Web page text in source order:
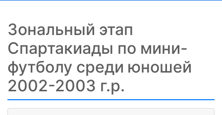
Зональный этап
Спартакиады по мини-
футболу среди юношей
2002-2003 г.р.